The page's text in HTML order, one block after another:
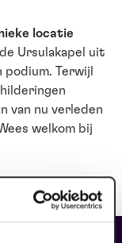
locatie
Ursulakapel uit
podium. Terwijl
van nu verleden
welkom bij